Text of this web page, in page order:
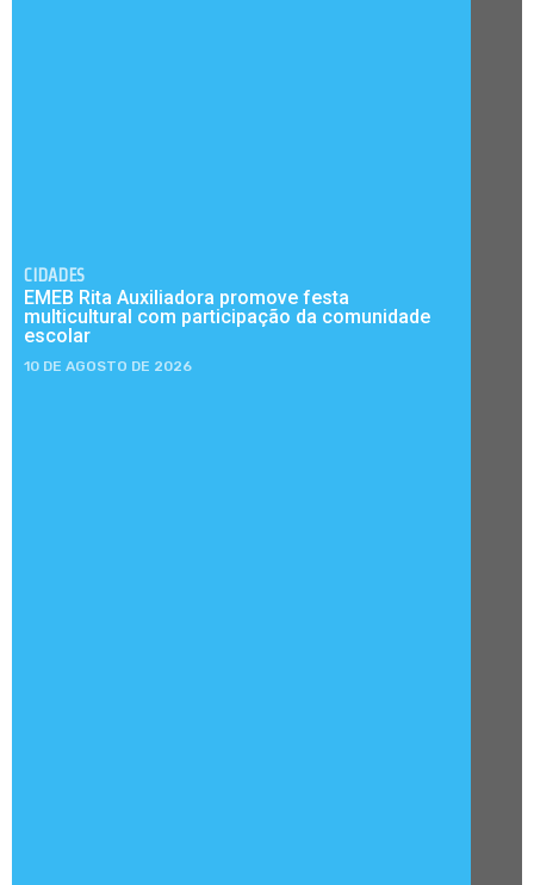
CIDADES
EMEB Rita Auxiliadora promove festa
multicultural com participação da comunidade
escolar
10 DE AGOSTO DE 2026